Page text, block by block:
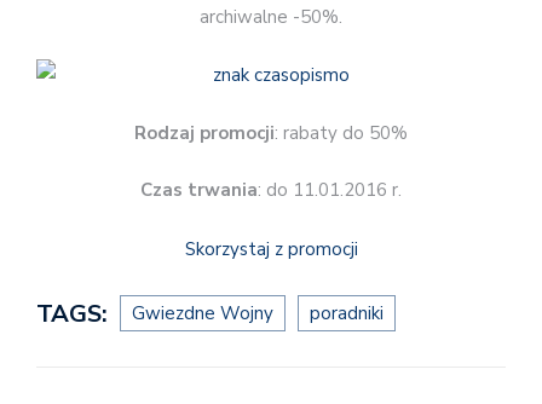
archiwalne -50%.
Rodzaj promocji: rabaty do 50%
Czas trwania: do 11.01.2016 r.
Skorzystaj z promocji
TAGS: Gwiezdne Wojny poradniki